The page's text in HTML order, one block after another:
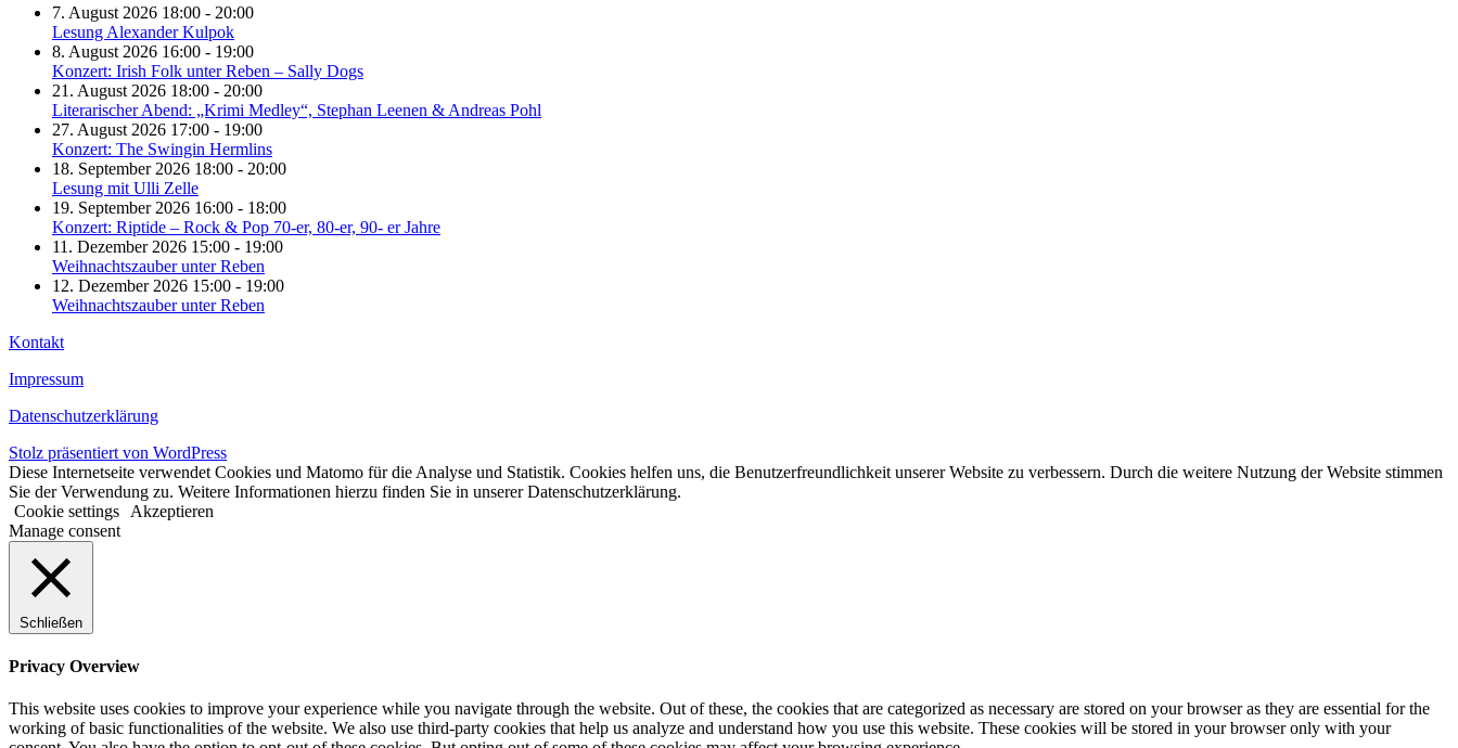
7. August 2026 18:00 - 20:00
Lesung Alexander Kulpok
8. August 2026 16:00 - 19:00
Konzert: Irish Folk unter Reben – Sally Dogs
21. August 2026 18:00 - 20:00
Literarischer Abend: „Krimi Medley“, Stephan Leenen & Andreas Pohl
27. August 2026 17:00 - 19:00
Konzert: The Swingin Hermlins
18. September 2026 18:00 - 20:00
Lesung mit Ulli Zelle
19. September 2026 16:00 - 18:00
Konzert: Riptide – Rock & Pop 70-er, 80-er, 90- er Jahre
11. Dezember 2026 15:00 - 19:00
Weihnachtszauber unter Reben
12. Dezember 2026 15:00 - 19:00
Weihnachtszauber unter Reben
Kontakt
Impressum
Datenschutzerklärung
Stolz präsentiert von WordPress
Diese Internetseite verwendet Cookies und Matomo für die Analyse und Statistik. Cookies helfen uns, die Benutzerfreundlichkeit unserer Website zu verbessern. Durch die weitere Nutzung der Website stimmen
Sie der Verwendung zu. Weitere Informationen hierzu finden Sie in unserer Datenschutzerklärung.
Cookie settings
Akzeptieren
Manage consent
Schließen
Privacy Overview
This website uses cookies to improve your experience while you navigate through the website. Out of these, the cookies that are categorized as necessary are stored on your browser as they are essential for the
working of basic functionalities of the website. We also use third-party cookies that help us analyze and understand how you use this website. These cookies will be stored in your browser only with your